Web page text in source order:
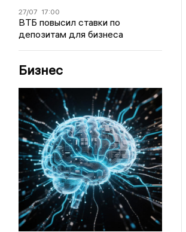
27/07 17:00
ВТБ повысил ставки по
депозитам для бизнеса
Бизнес